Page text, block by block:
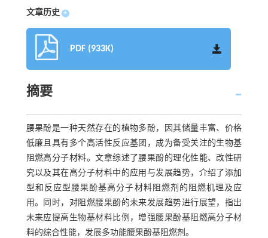
文章历史 +
PDF (933K)
摘要
腰果酚是一种天然存在的植物多酚，因其储量丰富、价格
低廉且具有多个高活性反应基团，成为备受关注的生物基
阻燃高分子材料。文章综述了腰果酚的理化性能、改性研
究以及其在高分子材料中的应用与发展趋势，介绍了添加
型和反应型腰果酚基高分子材料阻燃剂的阻燃机理及应
用。同时，对阻燃腰果酚的未来发展趋势进行展望，指出
未来应提高生物基材料比例，增强腰果酚基阻燃高分子材
料的综合性能，发展多功能腰果酚基阻燃剂。